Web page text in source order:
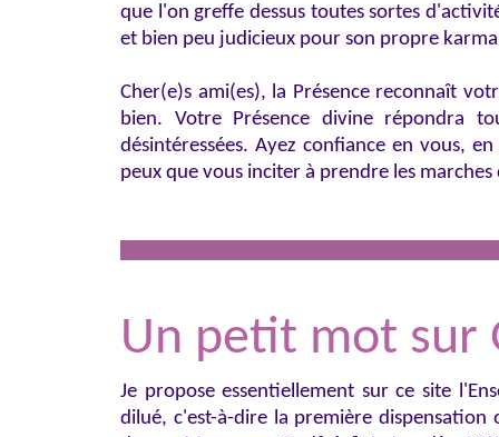
que l'on greffe dessus toutes sortes
et bien peu judicieux pour son propre
Cher(e)s ami(es), la Présence reconnaît
bien. Votre Présence divine répondra
désintéressées. Ayez confiance en vous,
peux que vous inciter à prendre les
Un petit mot sur
Je propose essentiellement sur ce site
dilué, c'est-à-dire la première